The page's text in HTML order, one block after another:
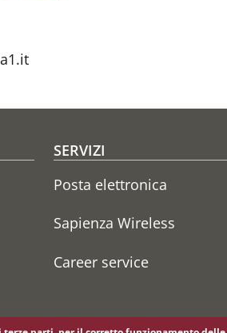
SERVIZI
Posta elettronica
Sapienza Wireless
Career service